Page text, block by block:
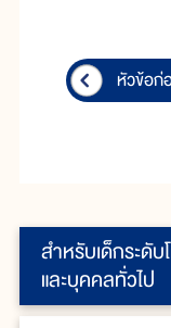
สำหรับเด็กระดับ
และบุคคลทั่วไป
หัวข้อก่